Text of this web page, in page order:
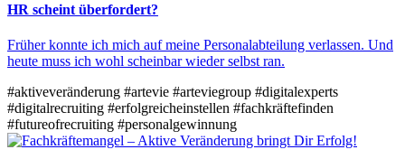
HR scheint überfordert?
Früher konnte ich mich auf meine Personalabteilung verlassen. Und
heute muss ich wohl scheinbar wieder selbst ran.
#aktiveveränderung #artevie #arteviegroup #digitalexperts
#digitalrecruiting #erfolgreicheinstellen #fachkräftefinden
#futureofrecruiting #personalgewinnung